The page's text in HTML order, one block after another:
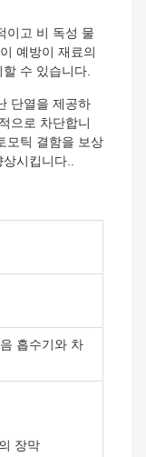
이고 비 독성 물
예방이 재료의
수 있습니다.
단열을 제공하
으로 차단합니
모틱 결함을 보상
시킵니다..
흡수기와 차
장막